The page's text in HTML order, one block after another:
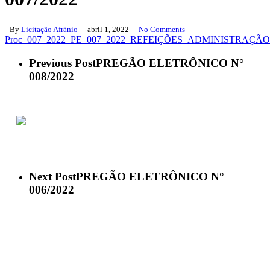
By Licitação Afrânio abril 1, 2022 No Comments
Previous PostPREGÃO ELETRÔNICO N°
008/2022
Next PostPREGÃO ELETRÔNICO N°
006/2022